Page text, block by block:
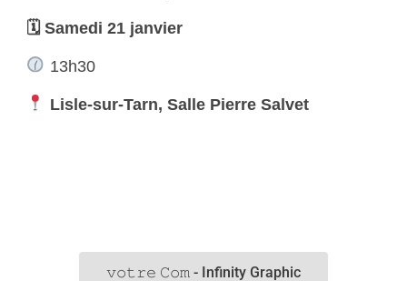
🗓 Samedi 21 janvier
13h30
Lisle-sur-Tarn, Salle Pierre Salvet
𝚟𝚘𝚝𝚛𝚎 𝙲𝚘𝚖 - Infinity Graphic